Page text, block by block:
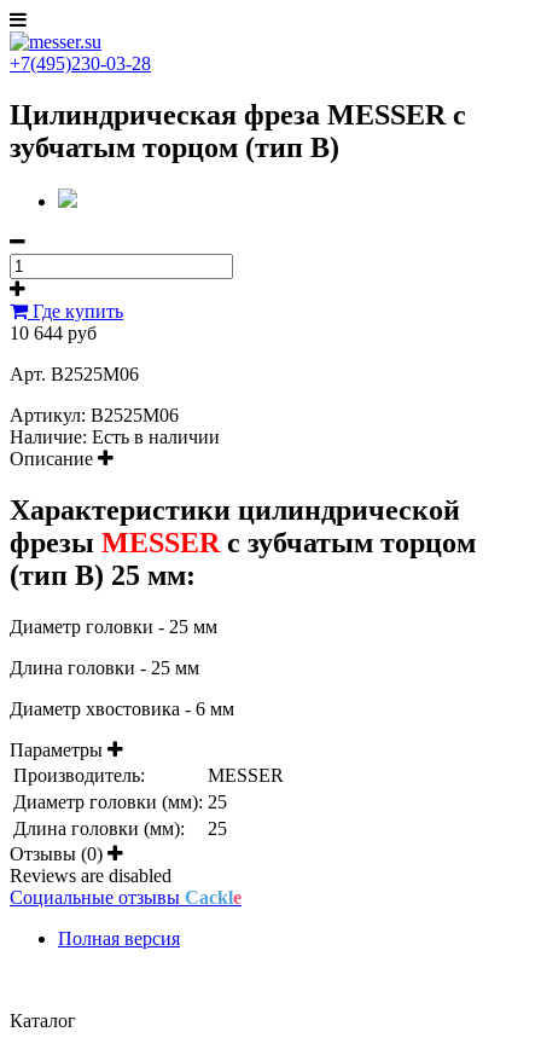
+7(495)230-03-28
Цилиндрическая фреза MESSER с
зубчатым торцом (тип B)
Где купить
10 644 руб
Арт. B2525М06
Артикул: B2525M06
Наличие: Есть в наличии
Описание
Характеристики цилиндрической
фрезы MESSER с зубчатым торцом
(тип B) 25 мм:
Диаметр головки - 25 мм
Длина головки - 25 мм
Диаметр хвостовика - 6 мм
Параметры
Производитель:
MESSER
Диаметр головки (мм): 25
Длина головки (мм):
25
Отзывы (0)
Reviews are disabled
Социальные отзывы Cackle
Полная версия
Каталог